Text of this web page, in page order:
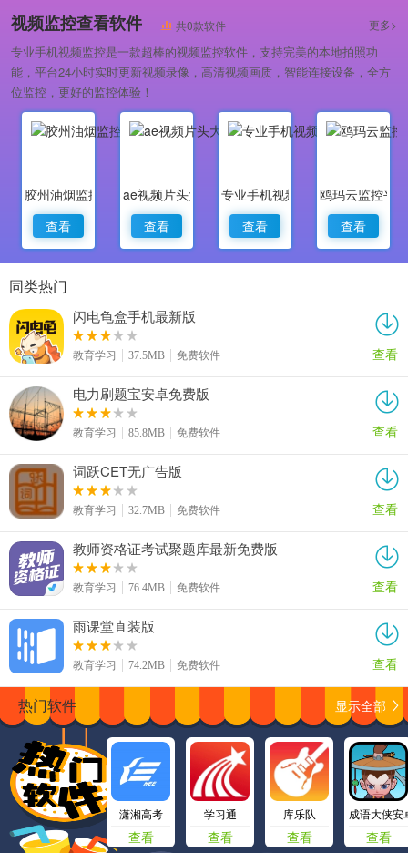
专业做婚礼策划的软件
视频监控查看软件 共0款软件 更多>
专业手机视频监控是一款超棒的视频监控软件，支持完美的本地拍照功
能，平台24小时实时更新视频录像，高清视频画质，智能连接设备，全方
位监控，更好的监控体验！
胶州油烟监控
查看
ae视频片头大师
查看
专业手机视频监控
查看
鸥玛云监控平
查看
同类热门
闪电龟盒手机最新版
教育学习 37.5MB 免费软件 查看
电力刷题宝安卓免费版
教育学习 85.8MB 免费软件 查看
词跃CET无广告版
教育学习 32.7MB 免费软件 查看
教师资格证考试聚题库最新免费版
教育学习 76.4MB 免费软件 查看
雨课堂直装版
教育学习 74.2MB 免费软件 查看
热门软件 显示全部
潇湘高考
查看
学习通
查看
库乐队
查看
成语大侠安
查看